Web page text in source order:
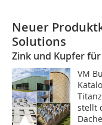
Neuer
Solutions
Zink und Kupfer
VM
stellt